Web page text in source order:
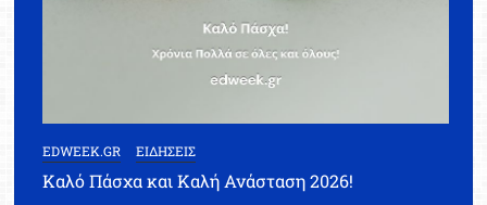
EDWEEK.GR ΕΙΔΗΣΕΙΣ
Καλό Πάσχα και Καλή Ανάσταση 2026!